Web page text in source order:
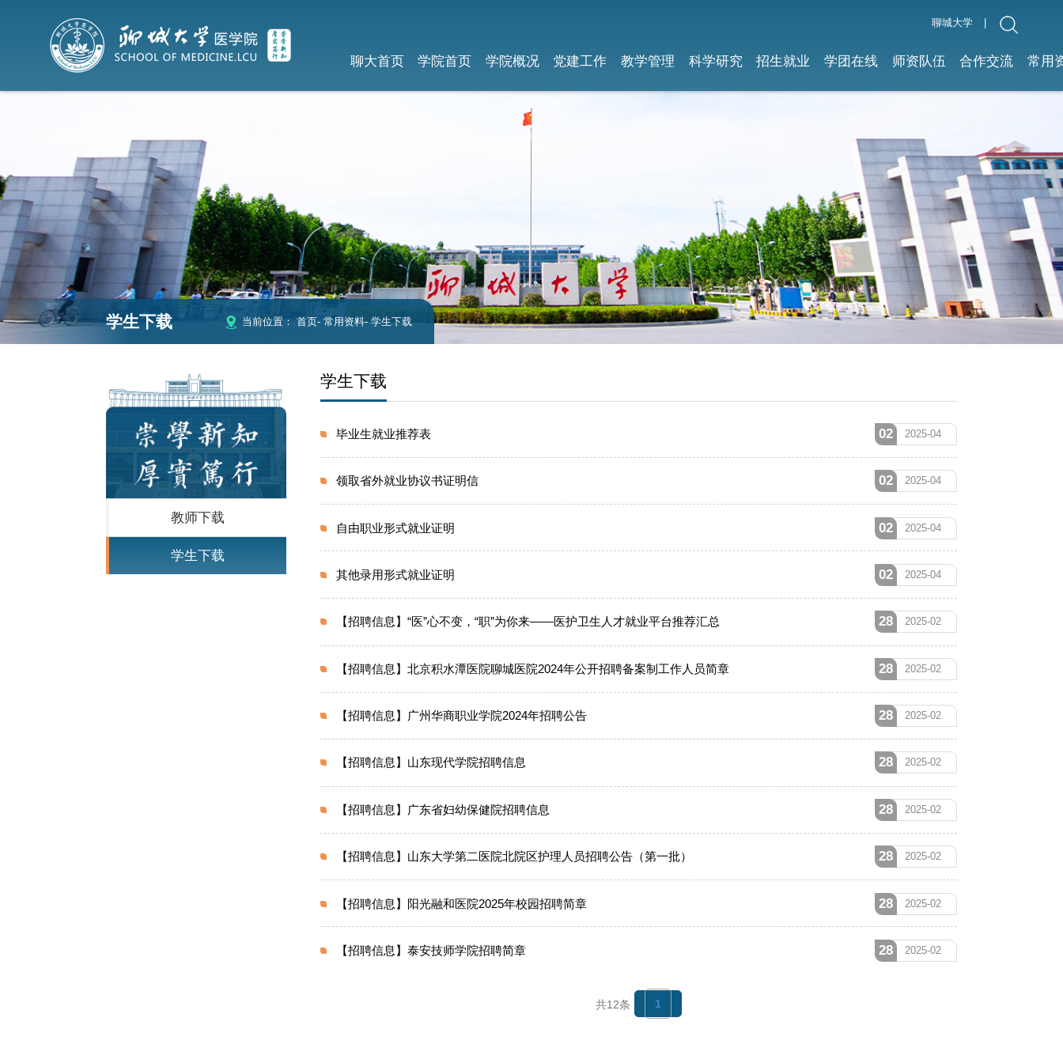
聊城大学
聊大首页 学院首页 学院概况 党建工作 教学管理 科学研究 招生就业 学团在线 师资队伍 合作交流 常用
学生下载 当前位置： 首页- 常用资料- 学生下载
教师下载
学生下载
学生下载
毕业生就业推荐表 02 2025-04
领取省外就业协议书证明信 02 2025-04
自由职业形式就业证明 02 2025-04
其他录用形式就业证明 02 2025-04
【招聘信息】“医”心不变，“职”为你来——医护卫生人才就业平台推荐汇总 28 2025-02
【招聘信息】北京积水潭医院聊城医院2024年公开招聘备案制工作人员简章 28 2025-02
【招聘信息】广州华商职业学院2024年招聘公告 28 2025-02
【招聘信息】山东现代学院招聘信息 28 2025-02
【招聘信息】广东省妇幼保健院招聘信息 28 2025-02
【招聘信息】山东大学第二医院北院区护理人员招聘公告（第一批） 28 2025-02
【招聘信息】阳光融和医院2025年校园招聘简章 28 2025-02
【招聘信息】泰安技师学院招聘简章 28 2025-02
共12条 1